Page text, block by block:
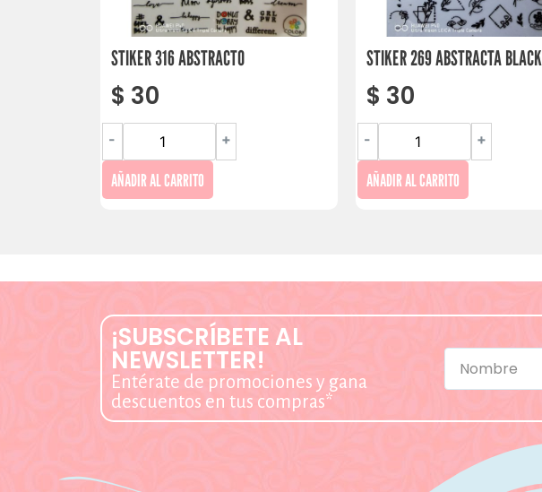
STIKER 316 ABSTRACTO
$ 30
- +
AÑADIR AL CARRITO
STIKER 269 ABSTRACTA BLACK
$ 30
- +
AÑADIR AL CARRITO
¡SUBSCRÍBETE AL
NEWSLETTER!
Entérate de promociones y gana
descuentos en tus compras*